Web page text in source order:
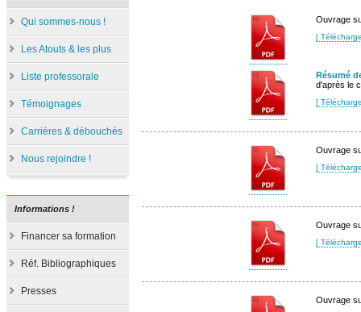
Qui sommes-nous !
Les Atouts & les plus
Liste professorale
Témoignages
Carrières & débouchés
Nous rejoindre !
Informations !
Financer sa formation
Réf. Bibliographiques
Presses
Ouvrage
[
Résumé
d'après le
[
Ouvrage
[
Ouvrage
[
Ouvrage